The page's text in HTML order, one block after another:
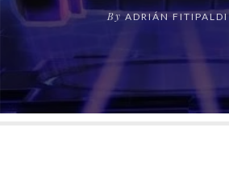
By ADRIÁN FITIPALDI